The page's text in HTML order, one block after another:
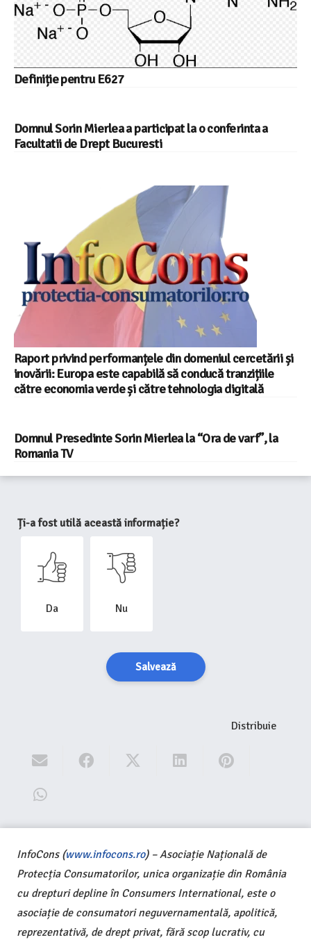
Definiție pentru E627
Domnul Sorin Mierlea a participat la o conferinta a
Facultatii de Drept Bucuresti
Raport privind performanțele din domeniul cercetării și
inovării: Europa este capabilă să conducă tranzițiile
către economia verde și către tehnologia digitală
Domnul Presedinte Sorin Mierlea la “Ora de varf”, la
Romania TV
Ți-a fost utilă această informație?
Da Nu
Salvează
Distribuie
InfoCons (www.infocons.ro) – Asociație Națională de
Protecția Consumatorilor, unica organizație din România
cu drepturi depline în Consumers International, este o
asociație de consumatori neguvernamentală, apolitică,
reprezentativă, de drept privat, fără scop lucrativ, cu